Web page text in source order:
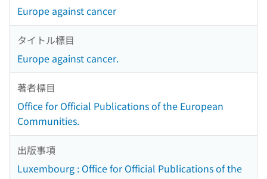
Europe against cancer
タイトル標目
Europe against cancer.
著者標目
Office for Official Publications of the European
Communities.
出版事項
Luxembourg : Office for Official Publications of the